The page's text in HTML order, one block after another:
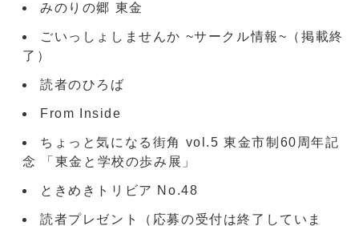
みのりの郷 東金
ごいっしょしませんか ~サークル情報~（掲載終
了）
読者のひろば
From Inside
ちょっと気になる街角 vol.5 東金市制60周年記
念 「東金と学校の歩み展」
ときめきトリビア No.48
読者プレゼント（応募の受付は終了していま